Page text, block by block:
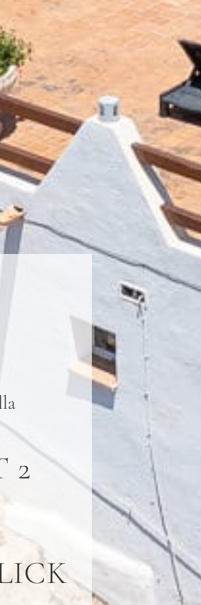
2